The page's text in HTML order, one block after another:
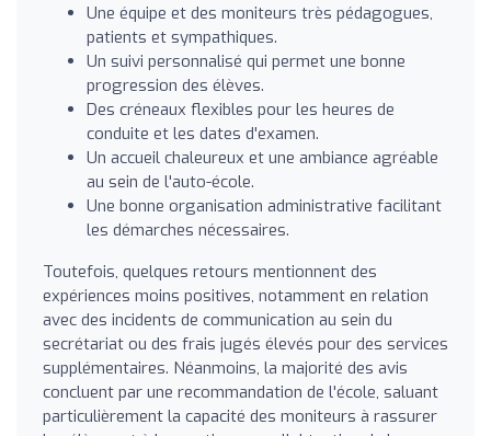
Une équipe et des moniteurs très pédagogues,
patients et sympathiques.
Un suivi personnalisé qui permet une bonne
progression des élèves.
Des créneaux flexibles pour les heures de
conduite et les dates d'examen.
Un accueil chaleureux et une ambiance agréable
au sein de l'auto-école.
Une bonne organisation administrative facilitant
les démarches nécessaires.
Toutefois, quelques retours mentionnent des
expériences moins positives, notamment en relation
avec des incidents de communication au sein du
secrétariat ou des frais jugés élevés pour des services
supplémentaires. Néanmoins, la majorité des avis
concluent par une recommandation de l'école, saluant
particulièrement la capacité des moniteurs à rassurer